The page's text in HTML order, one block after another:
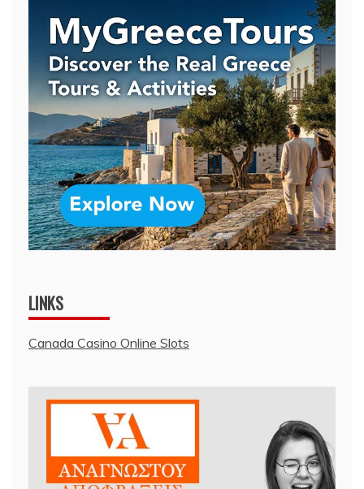
LINKS
Canada Casino Online Slots